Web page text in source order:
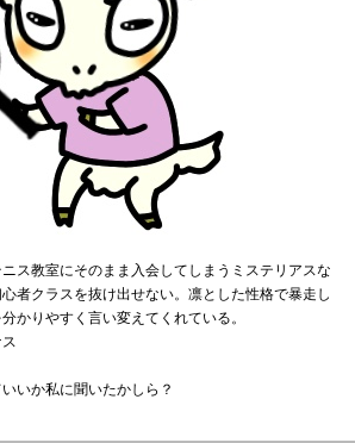
ス教室にそのまま入会してしまうミステリアスな
者クラスを抜け出せない。凛とした性格で暴走し
かりやすく言い変えてくれている。
いか私に聞いたかしら？